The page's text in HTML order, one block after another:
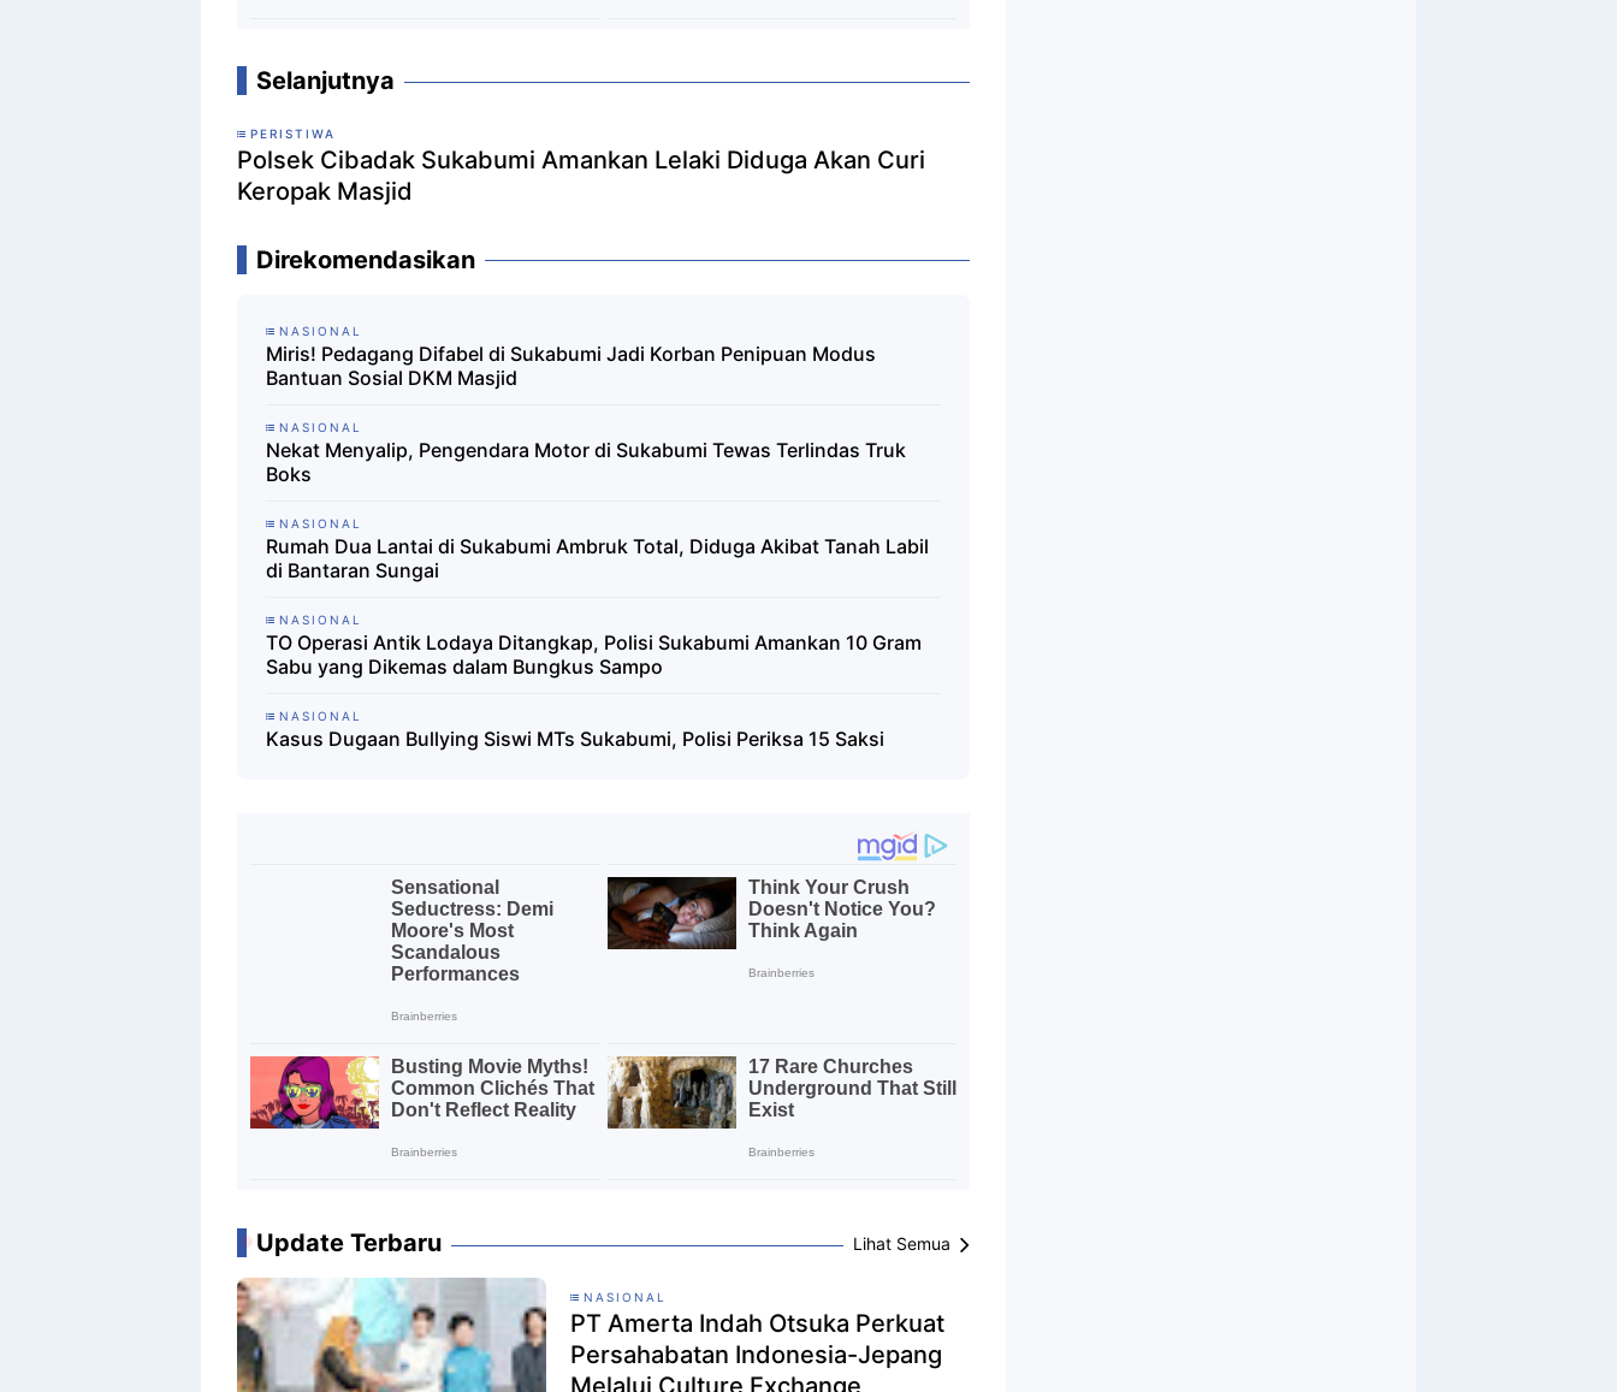
Selanjutnya
PERISTIWA
Polsek Cibadak Sukabumi Amankan Lelaki Diduga Akan Curi
Keropak Masjid
Direkomendasikan
NASIONAL
Miris! Pedagang Difabel di Sukabumi Jadi Korban Penipuan Modus
Bantuan Sosial DKM Masjid
NASIONAL
Nekat Menyalip, Pengendara Motor di Sukabumi Tewas Terlindas Truk
Boks
NASIONAL
Rumah Dua Lantai di Sukabumi Ambruk Total, Diduga Akibat Tanah Labil
di Bantaran Sungai
NASIONAL
TO Operasi Antik Lodaya Ditangkap, Polisi Sukabumi Amankan 10 Gram
Sabu yang Dikemas dalam Bungkus Sampo
NASIONAL
Kasus Dugaan Bullying Siswi MTs Sukabumi, Polisi Periksa 15 Saksi
Update Terbaru Lihat Semua
NASIONAL
PT Amerta Indah Otsuka Perkuat
Persahabatan Indonesia-Jepang
Melalui Culture Exchange